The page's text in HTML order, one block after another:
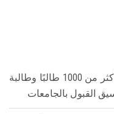
معامل التنسيق الإلكتروني تستقبل أكثر من 1000 طالبًا وطالبة
القبول بالجامعات